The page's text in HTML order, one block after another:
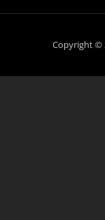
Copyright ©